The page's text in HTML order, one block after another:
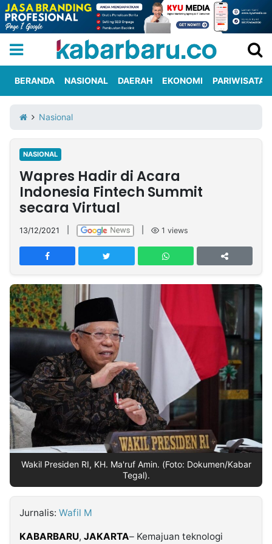
Iklan
Berita
Kami
Nasional
International
Olahraga
Entertainment
Daerah
Pariwisata
Kuliner
Kolom
Network
PT
TREETAN
INDONESIA
Partner
NTB
Time
IDN
Jogja
Rakyat
News
Notice
Dinamikapost.com
Baru
Seedbacklink
Follow
Kabarbaru
BERANDA NASIONAL DAERAH EKONOMI PARIWISATA
Nasional
NASIONAL
Wapres Hadir di Acara
Indonesia Fintech Summit
secara Virtual
13/12/2021 1 views
Wakil Presiden RI, KH. Ma'ruf Amin. (Foto: Dokumen/Kabar
Tegal).
Jurnalis: Wafil M
KABARBARU, JAKARTA– Kemajuan teknologi